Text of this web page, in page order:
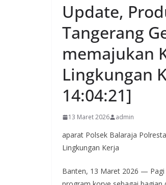
Update,
Tangerang
memajukan
Lingkungan
14:04:21]
13 Maret 2026 admin
aparat Polsek Balaraja
Lingkungan Kerja
Banten, 13 Maret 2026 — Pagi